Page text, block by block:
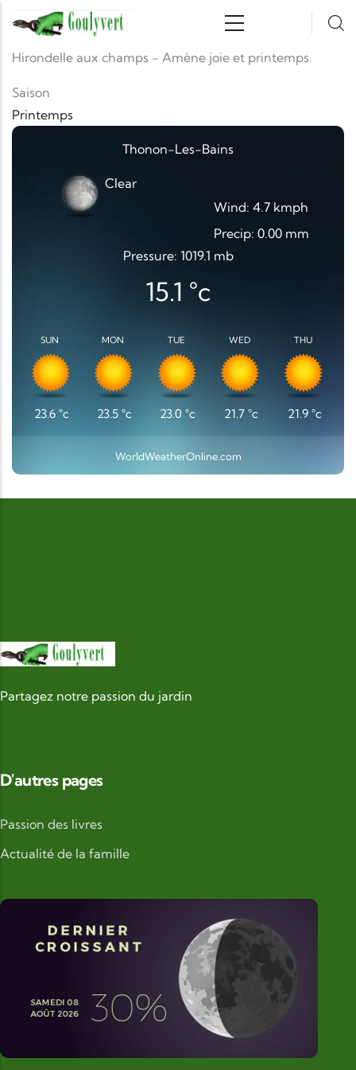
Aller au contenu principal
Hirondelle aux champs - Amène joie et printemps.
Saison
Printemps
Thonon-Les-Bains
Clear
Wind: 4.7 kmph
Precip: 0.00 mm
Pressure: 1019.1 mb
15.1 °c
SUN
23.6°c
MON
23.5 °c
TUE
23.0 °c
WED
21.7°c
THU
21.9°c
WorldWeatherOnline.com
Partagez notre passion du jardin
D'autres pages
Passion des livres
Actualité de la famille